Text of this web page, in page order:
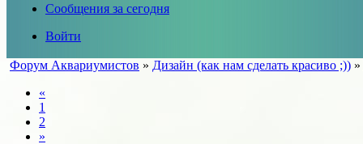
Сообщения за сегодня
Войти
Форум Аквариумистов » Дизайн (как нам сделать красиво ;)) »
«
1
2
»